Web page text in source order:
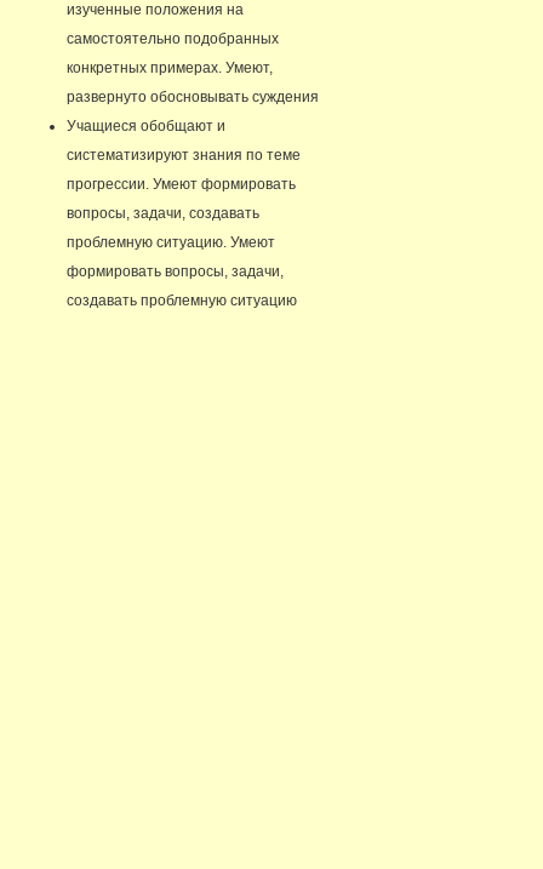
изученные положения на
самостоятельно подобранных
конкретных примерах. Умеют,
развернуто обосновывать суждения
Учащиеся обобщают и
систематизируют знания по теме
прогрессии. Умеют формировать
вопросы, задачи, создавать
проблемную ситуацию. Умеют
формировать вопросы, задачи,
создавать проблемную ситуацию